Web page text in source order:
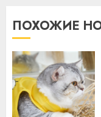
ПОХОЖИЕ